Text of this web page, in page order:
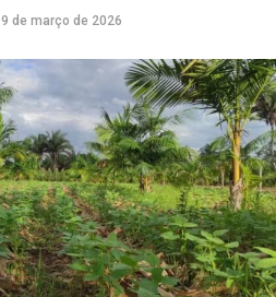
9 de março de 2026